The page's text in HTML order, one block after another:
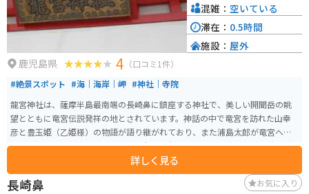
鹿児島県 4 （口コミ1件）
#絶景スポット #海｜海岸｜岬 #神社｜寺院
龍宮神社は、薩摩半島最南端の長崎鼻に鎮座する神社で、美しい開聞岳の眺
望とともに竜宮伝説発祥の地とされています。神話の中で竜宮を訪れた山幸
彦と豊玉姫（乙姫様）の物語が語り継がれており、また浦島太郎が竜宮へ旅
立った岬とも言われています。 豊玉姫（乙姫様）を祀る龍宮神社は、海の守
り神や縁結びの神様として大切にされ、貝殻に願いを書き、壷に入れて奉納
すると素敵な出会いがあると言われています。
詳しく見る
混雑： 空いている
滞在： 0.5時間
施設： 屋外
長崎鼻 お気に入り